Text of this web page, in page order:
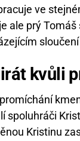
ve
ale prý
kvůli
spoluhráči
Kristinu